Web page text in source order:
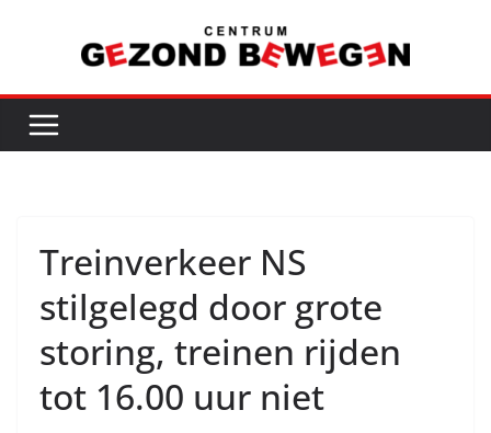
inhoud
Treinverkeer NS
stilgelegd door grote
storing, treinen rijden
tot 16.00 uur niet